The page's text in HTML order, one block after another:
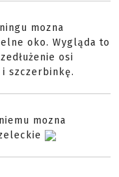
mozna
oko. Wygląda to
osi
szczerbinkę.
mozna